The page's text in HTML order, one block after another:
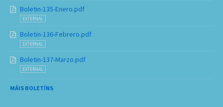
Boletin-135-Enero.pdf
EXTERNAL
Boletin-136-Febrero.pdf
EXTERNAL
Boletin-137-Marzo.pdf
EXTERNAL
MÁIS BOLETÍNS